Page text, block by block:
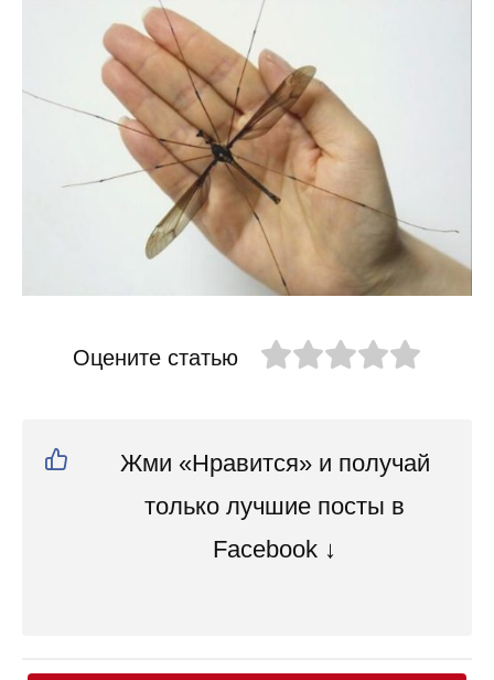
Оцените статью
Жми «Нравится» и получай
только лучшие посты в
Facebook ↓